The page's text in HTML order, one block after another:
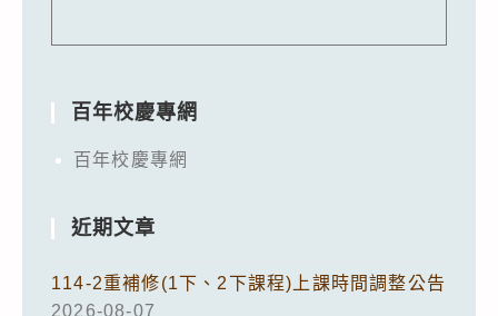
百年校慶專網
百年校慶專網
近期文章
114-2重補修(1下、2下課程)上課時間調整公告
2026-08-07